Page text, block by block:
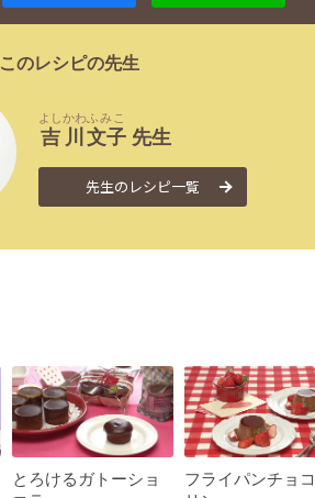
このレシピの先生
吉川
よしかわ
文子
ふみこ
先生
先生のレシピ一覧
とろけるガトーショ
フライパンチョ